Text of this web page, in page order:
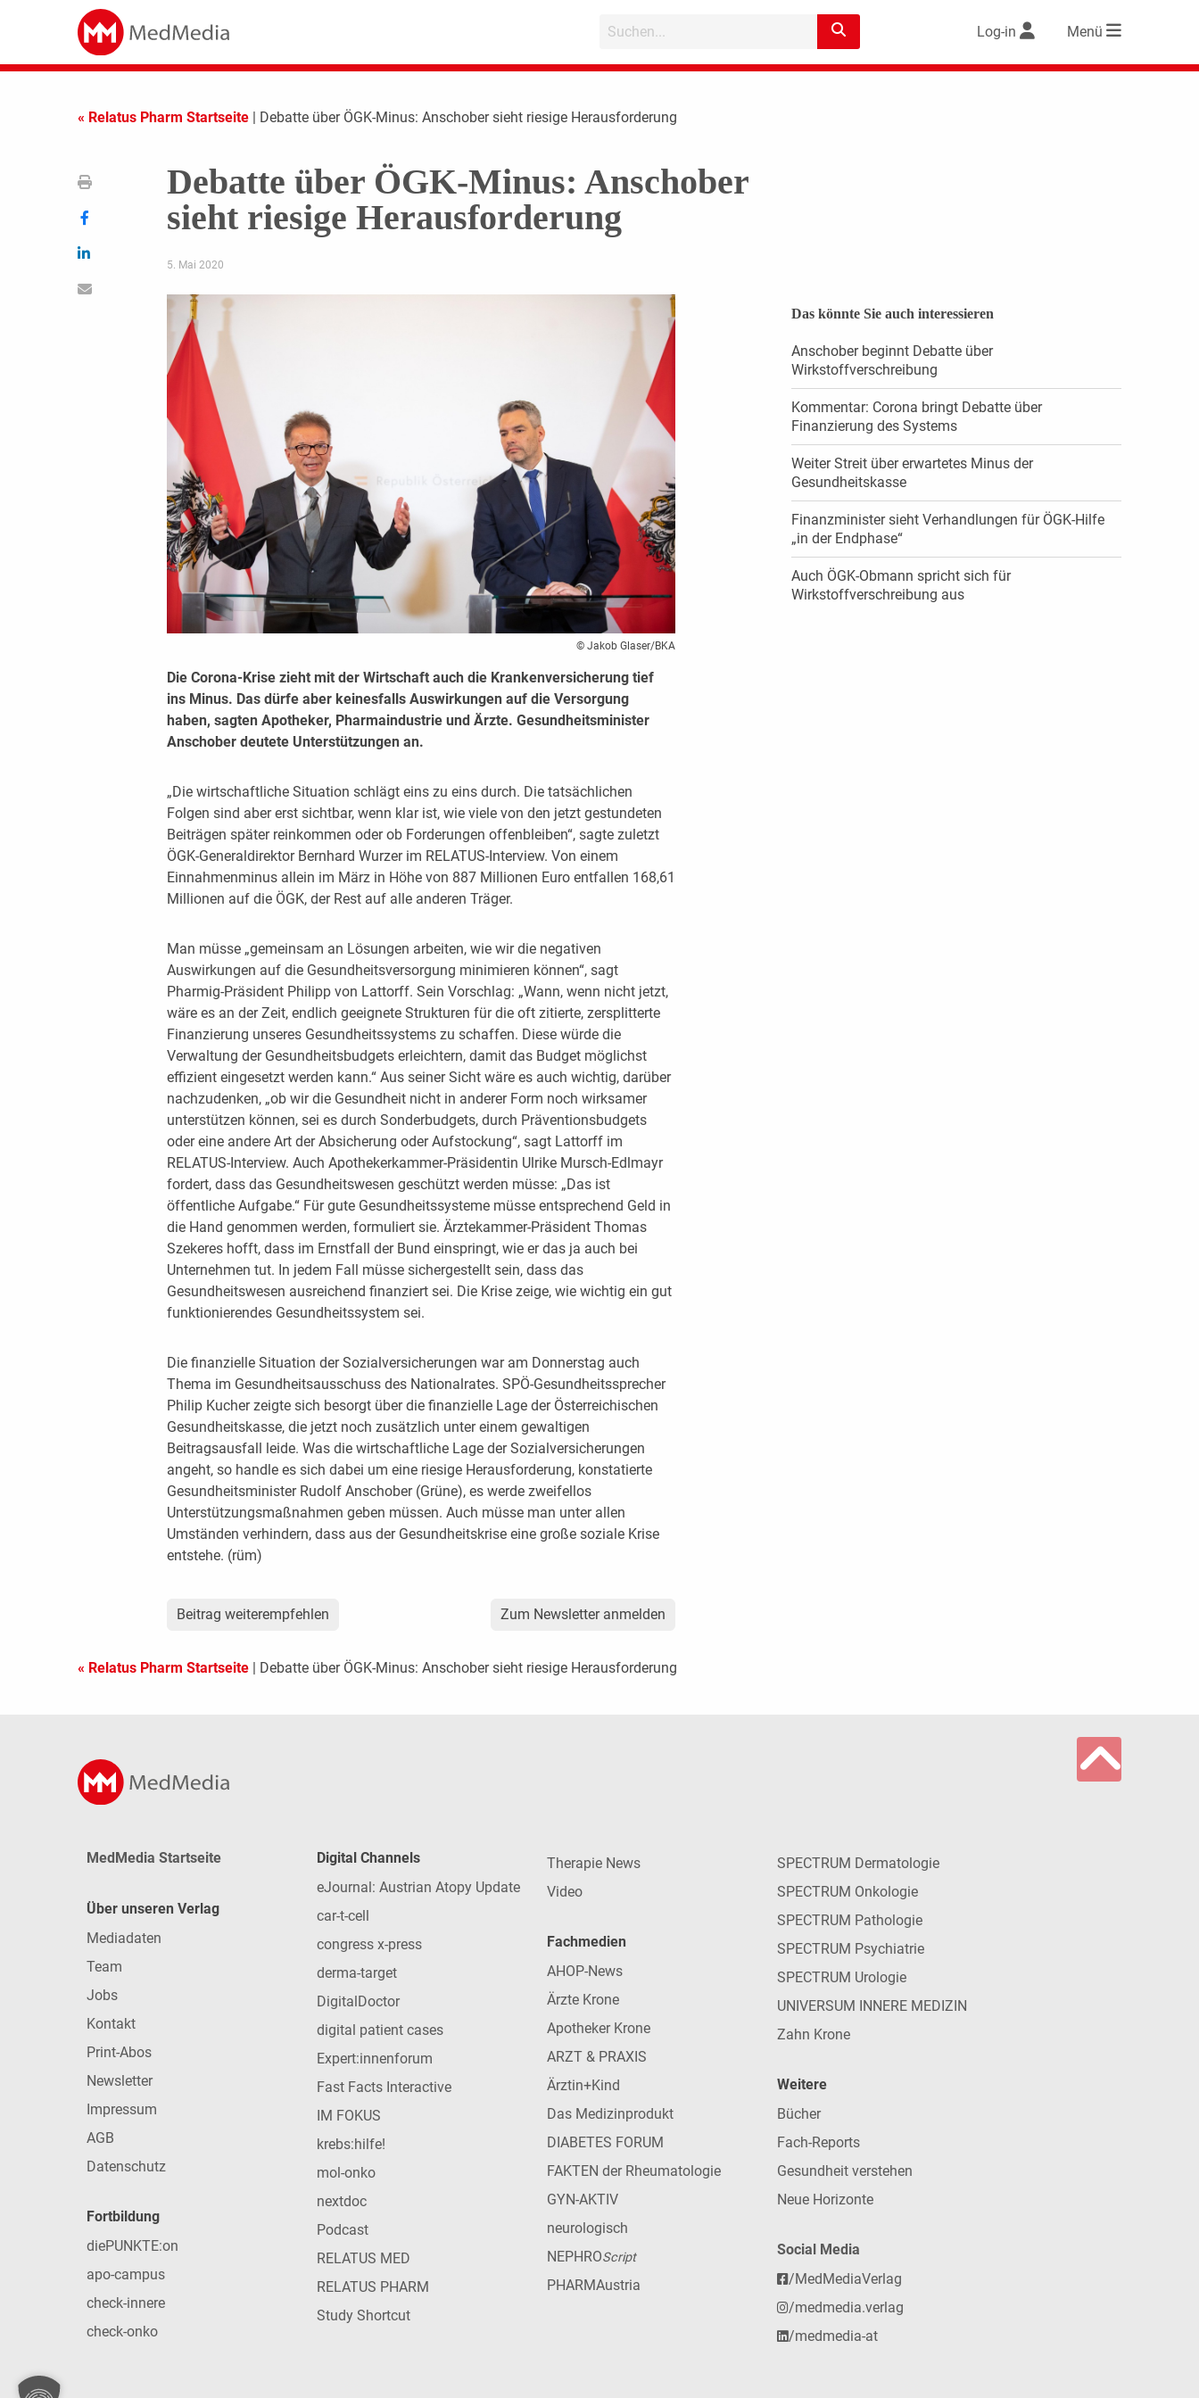
Log-in Menü
« Relatus Pharm Startseite | Debatte über ÖGK-Minus: Anschober sieht riesige Herausforderung
Debatte über ÖGK-Minus: Anschober
sieht riesige Herausforderung
5. Mai 2020
© Jakob Glaser/BKA
Die Corona-Krise zieht mit der Wirtschaft auch die Krankenversicherung tief
ins Minus. Das dürfe aber keinesfalls Auswirkungen auf die Versorgung
haben, sagten Apotheker, Pharmaindustrie und Ärzte. Gesundheitsminister
Anschober deutete Unterstützungen an.
„Die wirtschaftliche Situation schlägt eins zu eins durch. Die tatsächlichen
Folgen sind aber erst sichtbar, wenn klar ist, wie viele von den jetzt gestundeten
Beiträgen später reinkommen oder ob Forderungen offenbleiben“, sagte zuletzt
ÖGK-Generaldirektor Bernhard Wurzer im RELATUS-Interview. Von einem
Einnahmenminus allein im März in Höhe von 887 Millionen Euro entfallen 168,61
Millionen auf die ÖGK, der Rest auf alle anderen Träger.
Man müsse „gemeinsam an Lösungen arbeiten, wie wir die negativen
Auswirkungen auf die Gesundheitsversorgung minimieren können“, sagt
Pharmig-Präsident Philipp von Lattorff. Sein Vorschlag: „Wann, wenn nicht jetzt,
wäre es an der Zeit, endlich geeignete Strukturen für die oft zitierte, zersplitterte
Finanzierung unseres Gesundheitssystems zu schaffen. Diese würde die
Verwaltung der Gesundheitsbudgets erleichtern, damit das Budget möglichst
effizient eingesetzt werden kann.“ Aus seiner Sicht wäre es auch wichtig, darüber
nachzudenken, „ob wir die Gesundheit nicht in anderer Form noch wirksamer
unterstützen können, sei es durch Sonderbudgets, durch Präventionsbudgets
oder eine andere Art der Absicherung oder Aufstockung“, sagt Lattorff im
RELATUS-Interview. Auch Apothekerkammer-Präsidentin Ulrike Mursch-Edlmayr
fordert, dass das Gesundheitswesen geschützt werden müsse: „Das ist
öffentliche Aufgabe.“ Für gute Gesundheitssysteme müsse entsprechend Geld in
die Hand genommen werden, formuliert sie. Ärztekammer-Präsident Thomas
Szekeres hofft, dass im Ernstfall der Bund einspringt, wie er das ja auch bei
Unternehmen tut. In jedem Fall müsse sichergestellt sein, dass das
Gesundheitswesen ausreichend finanziert sei. Die Krise zeige, wie wichtig ein gut
funktionierendes Gesundheitssystem sei.
Die finanzielle Situation der Sozialversicherungen war am Donnerstag auch
Thema im Gesundheitsausschuss des Nationalrates. SPÖ-Gesundheitssprecher
Philip Kucher zeigte sich besorgt über die finanzielle Lage der Österreichischen
Gesundheitskasse, die jetzt noch zusätzlich unter einem gewaltigen
Beitragsausfall leide. Was die wirtschaftliche Lage der Sozialversicherungen
angeht, so handle es sich dabei um eine riesige Herausforderung, konstatierte
Gesundheitsminister Rudolf Anschober (Grüne), es werde zweifellos
Unterstützungsmaßnahmen geben müssen. Auch müsse man unter allen
Umständen verhindern, dass aus der Gesundheitskrise eine große soziale Krise
entstehe. (rüm)
Beitrag weiterempfehlen Zum Newsletter anmelden
Das könnte Sie auch interessieren
Anschober beginnt Debatte über
Wirkstoffverschreibung
Kommentar: Corona bringt Debatte über
Finanzierung des Systems
Weiter Streit über erwartetes Minus der
Gesundheitskasse
Finanzminister sieht Verhandlungen für ÖGK-Hilfe
„in der Endphase“
Auch ÖGK-Obmann spricht sich für
Wirkstoffverschreibung aus
« Relatus Pharm Startseite | Debatte über ÖGK-Minus: Anschober sieht riesige Herausforderung
MedMedia Startseite
Über unseren Verlag
Mediadaten
Team
Jobs
Kontakt
Print-Abos
Newsletter
Impressum
AGB
Datenschutz
Fortbildung
diePUNKTE:on
apo-campus
check-innere
check-onko
Digital Channels
eJournal: Austrian Atopy Update
car-t-cell
congress x-press
derma-target
DigitalDoctor
digital patient cases
Expert:innenforum
Fast Facts Interactive
IM FOKUS
krebs:hilfe!
mol-onko
nextdoc
Podcast
RELATUS MED
RELATUS PHARM
Study Shortcut
Therapie News
Video
Fachmedien
AHOP-News
Ärzte Krone
Apotheker Krone
ARZT & PRAXIS
Ärztin+Kind
Das Medizinprodukt
DIABETES FORUM
FAKTEN der Rheumatologie
GYN-AKTIV
neurologisch
NEPHROScript
PHARMAustria
SPECTRUM Dermatologie
SPECTRUM Onkologie
SPECTRUM Pathologie
SPECTRUM Psychiatrie
SPECTRUM Urologie
UNIVERSUM INNERE MEDIZIN
Zahn Krone
Weitere
Bücher
Fach-Reports
Gesundheit verstehen
Neue Horizonte
Social Media
/MedMediaVerlag
/medmedia.verlag
/medmedia-at